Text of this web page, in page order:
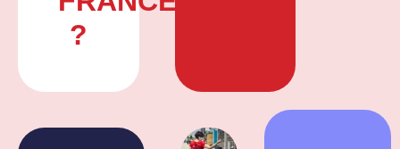
?